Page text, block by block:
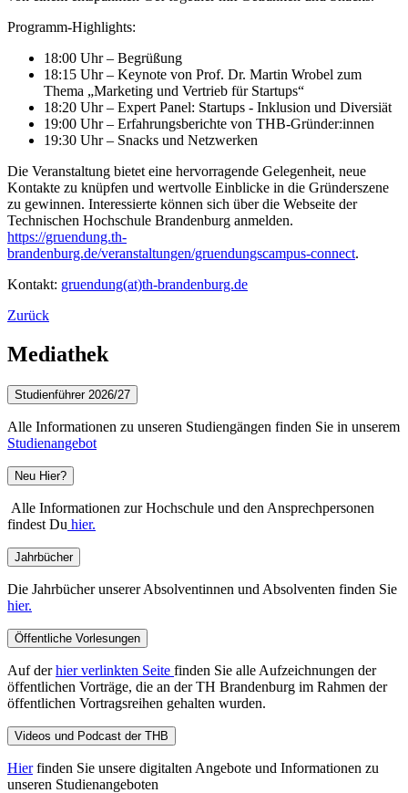
Programm-Highlights:
18:00 Uhr – Begrüßung
18:15 Uhr – Keynote von Prof. Dr. Martin Wrobel zum
Thema „Marketing und Vertrieb für Startups“
18:20 Uhr – Expert Panel: Startups - Inklusion und Diversiät
19:00 Uhr – Erfahrungsberichte von THB-Gründer:innen
19:30 Uhr – Snacks und Netzwerken
Die Veranstaltung bietet eine hervorragende Gelegenheit, neue
Kontakte zu knüpfen und wertvolle Einblicke in die Gründerszene
zu gewinnen. Interessierte können sich über die Webseite der
Technischen Hochschule Brandenburg anmelden.
https://gruendung.th-
brandenburg.de/veranstaltungen/gruendungscampus-connect.
Kontakt: gruendung(at)th-brandenburg.de
Zurück
Mediathek
Studienführer 2026/27
Alle Informationen zu unseren Studiengängen finden Sie in unserem
Studienangebot
Neu Hier?
Alle Informationen zur Hochschule und den Ansprechpersonen
findest Du hier.
Jahrbücher
Die Jahrbücher unserer Absolventinnen und Absolventen finden Sie
hier.
Öffentliche Vorlesungen
Auf derhier verlinkten Seite finden Sie alle Aufzeichnungen der
öffentlichen Vorträge, die an der TH Brandenburg im Rahmen der
öffentlichen Vortragsreihen gehalten wurden.
Videos und Podcast der THB
Hierfinden Sie unsere digitalten Angebote und Informationen zu
unseren Studienangeboten